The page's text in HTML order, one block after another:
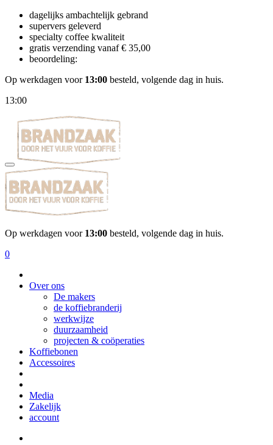
dagelijks ambachtelijk gebrand
supervers geleverd
specialty coffee kwaliteit
gratis verzending vanaf € 35,00
beoordeling:
Op werkdagen voor 13:00 besteld, volgende dag in huis.
13:00
Op werkdagen voor 13:00 besteld, volgende dag in huis.
0
Over ons
De makers
de koffiebranderij
werkwijze
duurzaamheid
projecten & coöperaties
Koffiebonen
Accessoires
Media
Zakelijk
account